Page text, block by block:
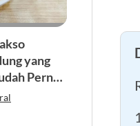
yang
Pernah